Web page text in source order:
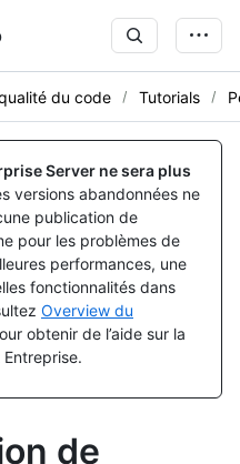
du code Tutorials
Server ne sera plus
versions abandonnées ne
publication de
pour les problèmes de
performances, une
fonctionnalités dans
Overview du
obtenir de l’aide sur la
de